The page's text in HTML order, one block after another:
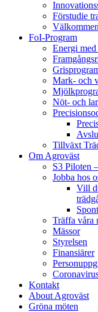
Förstudie
FoI-Program
Energi
Mark- och
Nöt- och
Tillväxt
Om Agroväst
S3 Piloten
Jobba hos
Vill
Träffa våra
Mässor
Styrelsen
Finansiärer
Kontakt
About Agroväst
Gröna möten